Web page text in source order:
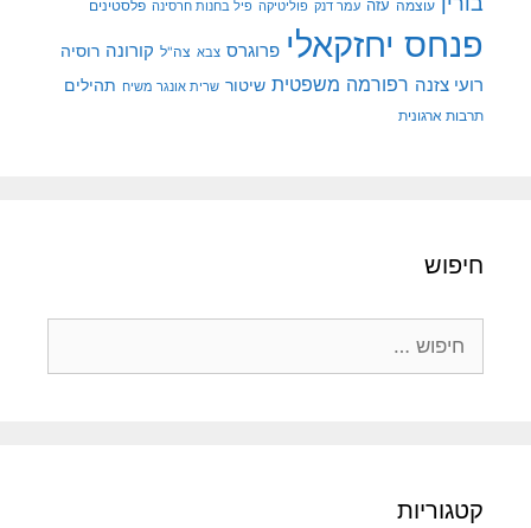
עוצמה עזה עמר דנק פוליטיקה פיל בחנות חרסינה פלסטינים
פנחס יחזקאלי פרוגרס צבא צה"ל קורונה רוסיה
רועי צזנה רפורמה משפטית שיטור שרית אונגר משיח תהילים
תרבות ארגונית
חיפוש
קטגוריות